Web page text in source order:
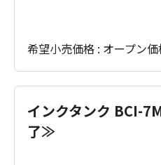
希望小売価格 : オープン
インクタンク BCI-
了≫